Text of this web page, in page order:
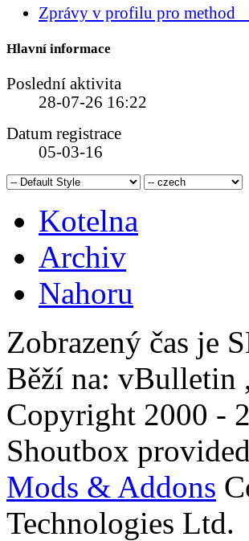
Zprávy v profilu pro
Hlavní informace
Poslední aktivita
28-07-26 16:22
Datum registrace
05-03-16
Kotelna
Archiv
Nahoru
Zobrazený čas je
Běží na: vBulletin
Copyright 2000 -
Shoutbox
Mods & Addons
Technologies Ltd.